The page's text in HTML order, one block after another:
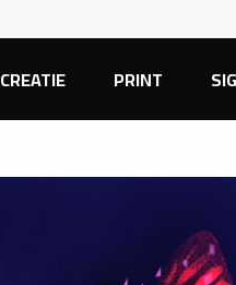
CREATIE PRINT